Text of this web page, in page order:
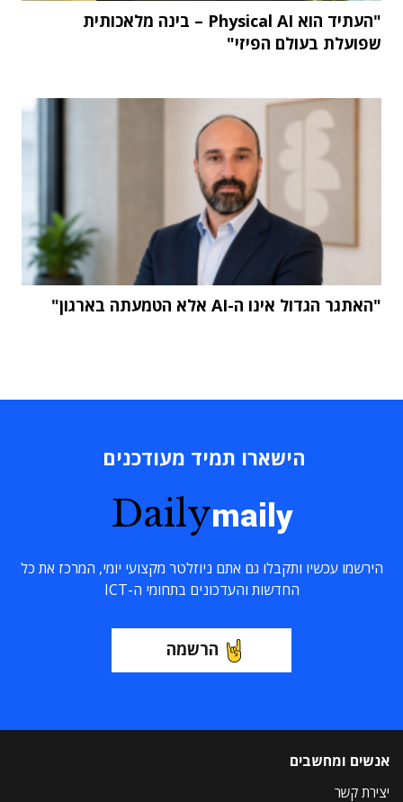
"העתיד הוא Physical AI – בינה מלאכותית
שפועלת בעולם הפיזי"
"האתגר הגדול אינו ה-AI אלא הטמעתה בארגון"
הישארו תמיד מעודכנים
Dailymaily
הירשמו עכשיו ותקבלו גם אתם ניוזלטר מקצועי יומי, המרכז את כל
החדשות והעדכונים בתחומי ה-ICT
הרשמה
אנשים ומחשבים
יצירת קשר